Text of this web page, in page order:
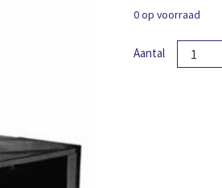
0 op voorraad
Aantal
P203
-